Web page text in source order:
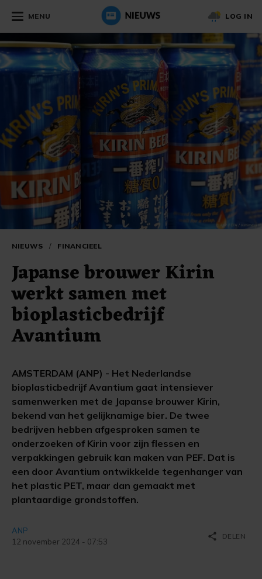
MENU LOG IN
NIEUWS / FINANCIEEL
Japanse brouwer Kirin
werkt samen met
bioplasticbedrijf
Avantium
AMSTERDAM (ANP) - Het Nederlandse
bioplasticbedrijf Avantium gaat intensiever
samenwerken met de Japanse brouwer Kirin,
bekend van het gelijknamige bier. De twee
bedrijven hebben afgesproken samen te
onderzoeken of Kirin voor zijn flessen en
verpakkingen gebruik kan maken van PEF. Dat is
een door Avantium ontwikkelde tegenhanger van
het plastic PET, maar dan gemaakt met
plantaardige grondstoffen.
ANP
12 november 2024 - 07:53
share DELEN